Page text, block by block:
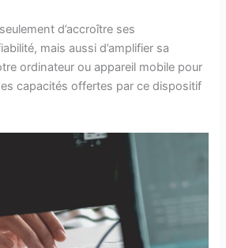
d’accroître ses
mais aussi d’amplifier sa
ordinateur ou appareil mobile pour
capacités offertes par ce dispositif